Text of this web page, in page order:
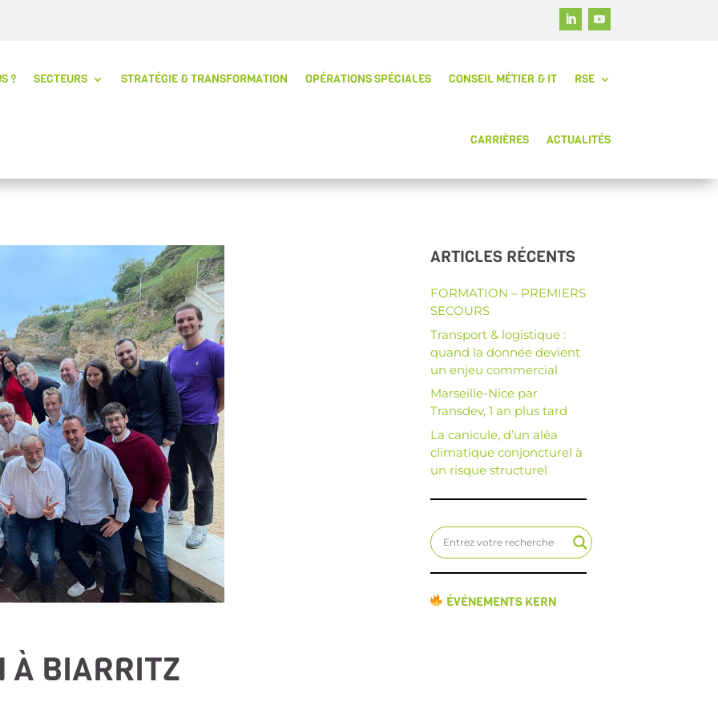
? SECTEURS STRATÉGIE & TRANSFORMATION OPÉRATIONS SPÉCIALES CONSEIL MÉTIER & IT RSE
CARRIÈRES ACTUALITÉS
À BIARRITZ
ARTICLES RÉCENTS
FORMATION – PREMIERS
SECOURS
Transport & logistique :
quand la donnée devient
un enjeu commercial
Marseille-Nice par
Transdev, 1 an plus tard
La canicule, d’un aléa
climatique conjoncturel à
un risque structurel
ÉVÉNEMENTS KERN